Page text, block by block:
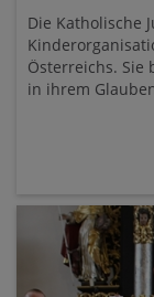
Die Katholische
Österreichs.
in ihrem